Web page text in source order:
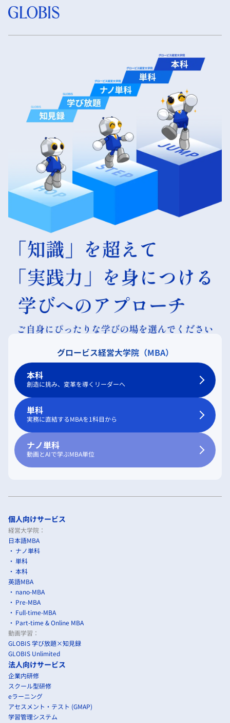
グロービス経営大学院（MBA）
本科
創造に挑み、変革を導くリーダーへ
単科
実務に直結するMBAを1科目から
ナノ単科
動画とAIで学ぶMBA単位
個人向けサービス
経営大学院：
日本語MBA
ナノ単科
単科
本科
英語MBA
nano-MBA
Pre-MBA
Full-time-MBA
Part-time & Online MBA
動画学習：
GLOBIS 学び放題×知見録
GLOBIS Unlimited
法人向けサービス
企業内研修
スクール型研修
eラーニング
アセスメント・テスト (GMAP)
学習管理システム